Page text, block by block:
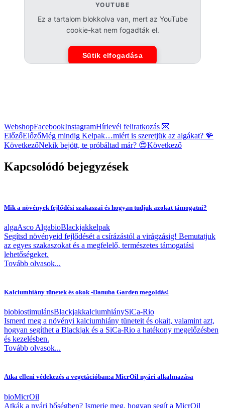
YOUTUBE
Ez a tartalom blokkolva van, mert az YouTube
cookie-kat nem fogadták el.
Sütik elfogadása
WebshopFacebookInstagramHírlevél feliratkozás 💌
ElőzőElőzőMég mindig Kelpak…miért is szeretjük az algákat? 🪸
KövetkezőNekik bejött, te próbáltad már? 😍Következő
Kapcsolódó bejegyzések
Mik a növények fejlődési szakaszai és hogyan tudjuk azokat támogatni?
algaAsco AlgabioBlackjakkelpak
Segítsd növényeid fejlődését a csírázástól a virágzásig! Bemutatjuk
az egyes szakaszokat és a megfelelő, természetes támogatási
lehetőségeket.
Tovább olvasok...
Kalciumhiány tünetek és okok -Danuba Garden megoldás!
biobiostimulánsBlackjakkalciumhiánySiCa-Rio
Ismerd meg a növényi kalciumhiány tüneteit és okait, valamint azt,
hogyan segíthet a Blackjak és a SiCa-Rio a hatékony megelőzésben
és kezelésben.
Tovább olvasok...
Atka elleni védekezés a vegetációban:a MicrOil nyári alkalmazása
bioMicrOil
Atkák a nyári hőségben? Ismerje meg, hogyan segít a MicrOil